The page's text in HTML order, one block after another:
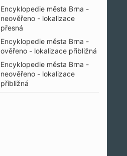
Encyklopedie města Brna -
neověřeno - lokalizace
přesná
Encyklopedie města Brna -
ověřeno - lokalizace přibližná
Encyklopedie města Brna -
neověřeno - lokalizace
přibližná